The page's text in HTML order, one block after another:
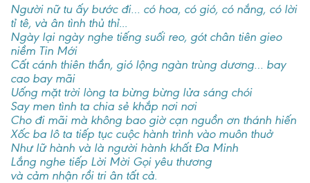
Người nữ tu ấy bước đi… có hoa, có gió, có nắng, có lời
tỉ tê, và ân tình thủ thỉ...
Ngày lại ngày nghe tiếng suối reo, gót chân tiên gieo
niềm Tin Mới
Cất cánh thiên thần, gió lộng ngàn trùng dương… bay
cao bay mãi
Uống mặt trời lòng ta bừng bừng lửa sáng chói
Say men tình ta chia sẻ khắp nơi nơi
Cho đi mãi mà không bao giờ cạn nguồn ơn thánh hiến
Xốc ba lô ta tiếp tục cuộc hành trình vào muôn thuở
Như lữ hành và là người hành khất Đa Minh
Lắng nghe tiếp Lời Mời Gọi yêu thương
và cảm nhận rồi tri ân tất cả.